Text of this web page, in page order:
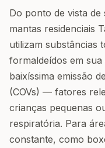
Do ponto de vista de
mantas residenciais
utilizam substâncias
formaldeídos em
baixíssima emissão
(COVs) — fatores
crianças pequenas
respiratória. Para
constante, como